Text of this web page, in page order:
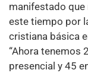
manifestado que
este tiempo por
cristiana básica
“Ahora tenemos
presencial y 45